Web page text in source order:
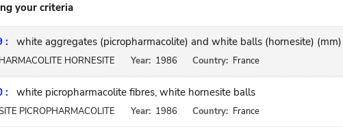
your criteria
: white aggregates (picropharmacolite) and white balls (hornesite)
HORNESITE Year: 1986 Country: France
: white picropharmacolite fibres, white hornesite balls
PICROPHARMACOLITE Year: 1986 Country: France